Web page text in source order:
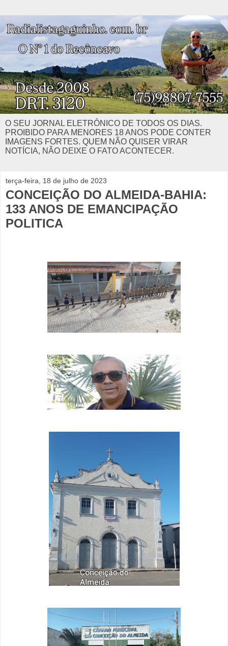
O SEU JORNAL ELETRÔNICO DE TODOS OS DIAS.
PROIBIDO PARA MENORES 18 ANOS PODE CONTER
IMAGENS FORTES. QUEM NÃO QUISER VIRAR
NOTÍCIA, NÃO DEIXE O FATO ACONTECER.
terça-feira, 18 de julho de 2023
CONCEIÇÃO DO ALMEIDA-BAHIA:
133 ANOS DE EMANCIPAÇÃO
POLITICA